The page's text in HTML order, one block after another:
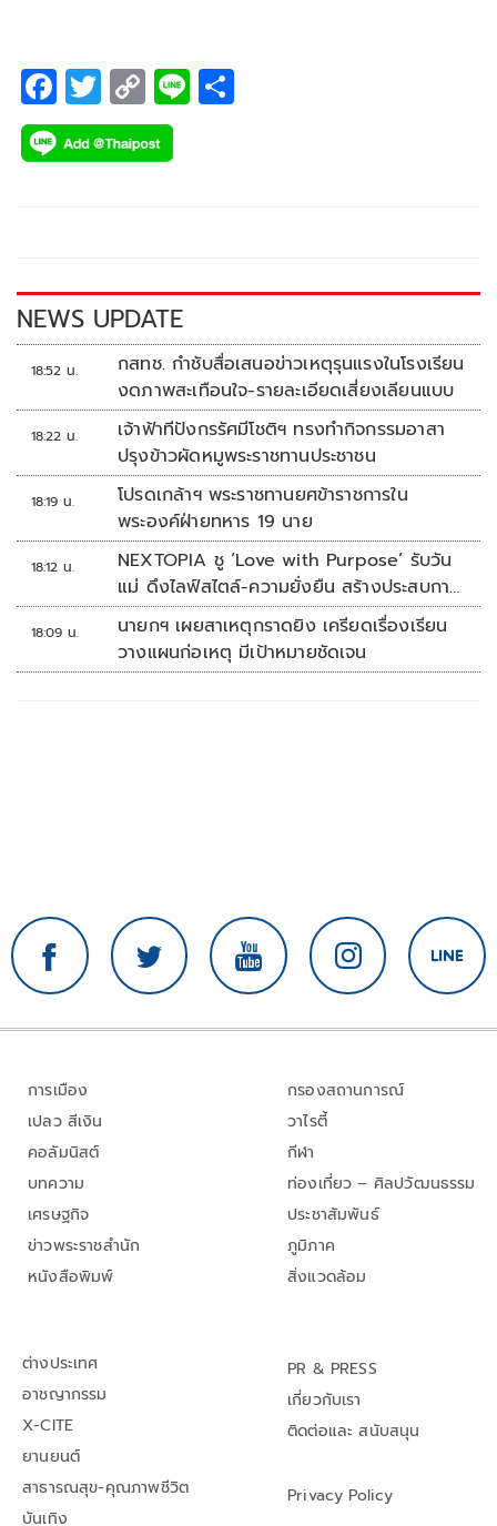
F
ac
e
k
T
wi
tt
C
o
p
k
Li
NEWS UPDATE
18:52 น.
กสทช. กำชับสื่อเสนอข่าวเหตุรุนแรงในโรงเรียน
งดภาพสะเทือนใจ-รายละเอียดเสี่ยงเลียนแบบ
18:22 น.
เจ้าฟ้าทีปังกรรัศมีโชติฯ ทรงทำกิจกรรมอาสา
ปรุงข้าวผัดหมูพระราชทานประชาชน
18:19 น.
โปรดเกล้าฯ พระราชทานยศข้าราชการใน
พระองค์ฝ่ายทหาร 19 นาย
18:12 น.
NEXTOPIA ชู ‘Love with Purpose’ รับวัน
แม่ ดึงไลฟ์สไตล์-ความยั่งยืน สร้างประสบกา
รณ์ช้อปปิงมีความหมาย
18:09 น.
นายกฯ เผยสาเหตุกราดยิง เครียดเรื่องเรียน
วางแผนก่อเหตุ มีเป้าหมายชัดเจน
การเมือง
เปลว สีเงิน
คอลัมนิสต์
บทความ
เศรษฐกิจ
ข่าวพระราชสำนัก
หนังสือพิมพ์
กรองสถานการณ์
วาไรตี้
กีฬา
ท่องเที่ยว – ศิลปวัฒนธรรม
ประชาสัมพันธ์
ภูมิภาค
สิ่งแวดล้อม
ต่างประเทศ
อาชญากรรม
X-CITE
ยานยนต์
สาธารณสุข-คุณภาพชีวิต
บันเทิง
PR & PRESS
เกี่ยวกับเรา
ติดต่อและ สนับสนุน
Privacy Policy